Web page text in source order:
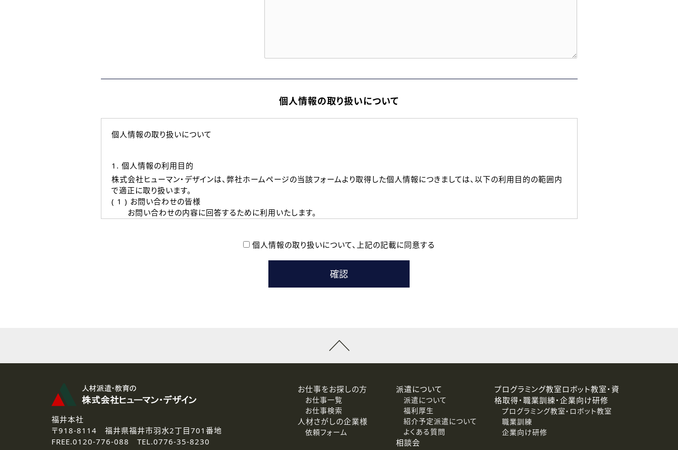
個人情報の取り扱いについて
個人情報の取り扱いについて
1. 個人情報の利用目的
株式会社ヒューマン・デザインは、弊社ホームページの当該フォームより取得した個人情報につきましては、以下の利用目的の範囲内
で適正に取り扱います。
( 1 ) お問い合わせの皆様
お問い合わせの内容に回答するために利用いたします。
本登録に関するご連絡および本登録時の参考情報として利用いたします。
なお、ご連絡手段は、電話・Ｅメールのいずれかの方法といたします。
3.個人情報の取り扱いの委託
弊社の定める個人情報保護の評価基準を満たした委託先に、個人情報を委託する場合があります。
4.個人情報の開示等について
ご提供いただいた個人情報の開示等（利用目的の通知、開示、訂正、追加または削除、利用の停止、消去および第三者への提供停止）
個人情報の取り扱いについて、 上記の記載に同意する
福井本社
〒918-8114 福井県福井市羽水2丁目701番地
FREE.0120-776-088 TEL.0776-35-8230
お仕事をお探しの方
お仕事一覧
お仕事検索
人材さがしの企業様
依頼フォーム
派遣について
派遣について
福利厚生
紹介予定派遣について
よくある質問
相談会
プログラミング教室ロボット教室・資
格取得・職業訓練・企業向け研修
プログラミング教室・ロボット教室
職業訓練
企業向け研修